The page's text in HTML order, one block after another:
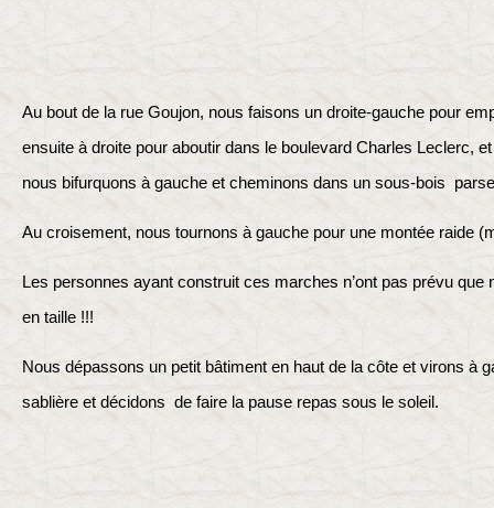
Au bout de la rue Goujon, nous faisons un droite-gauche pour
ensuite à droite pour aboutir dans le boulevard Charles Leclerc,
nous bifurquons à gauche et cheminons dans un sous-bois
Au croisement, nous tournons à gauche pour une montée raide
Les personnes ayant construit ces marches n’ont pas prévu que
en taille !!!
Nous dépassons un petit bâtiment en haut de la côte et virons à
sablière et décidons de faire la pause repas sous le soleil.